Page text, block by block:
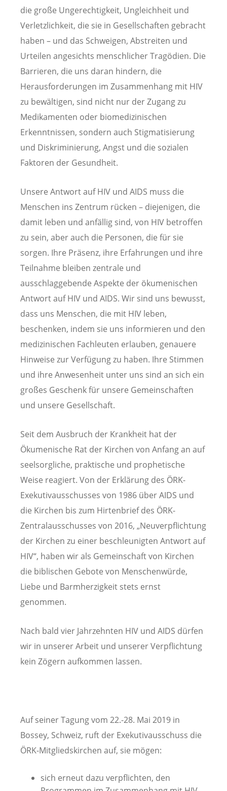
die große Ungerechtigkeit, Ungleichheit und
Verletzlichkeit, die sie in Gesellschaften gebracht
haben – und das Schweigen, Abstreiten und
Urteilen angesichts menschlicher Tragödien. Die
Barrieren, die uns daran hindern, die
Herausforderungen im Zusammenhang mit HIV
zu bewältigen, sind nicht nur der Zugang zu
Medikamenten oder biomedizinischen
Erkenntnissen, sondern auch Stigmatisierung
und Diskriminierung, Angst und die sozialen
Faktoren der Gesundheit.
Unsere Antwort auf HIV und AIDS muss die
Menschen ins Zentrum rücken – diejenigen, die
damit leben und anfällig sind, von HIV betroffen
zu sein, aber auch die Personen, die für sie
sorgen. Ihre Präsenz, ihre Erfahrungen und ihre
Teilnahme bleiben zentrale und
ausschlaggebende Aspekte der ökumenischen
Antwort auf HIV und AIDS. Wir sind uns bewusst,
dass uns Menschen, die mit HIV leben,
beschenken, indem sie uns informieren und den
medizinischen Fachleuten erlauben, genauere
Hinweise zur Verfügung zu haben. Ihre Stimmen
und ihre Anwesenheit unter uns sind an sich ein
großes Geschenk für unsere Gemeinschaften
und unsere Gesellschaft.
Seit dem Ausbruch der Krankheit hat der
Ökumenische Rat der Kirchen von Anfang an auf
seelsorgliche, praktische und prophetische
Weise reagiert. Von der Erklärung des ÖRK-
Exekutivausschusses von 1986 über AIDS und
die Kirchen bis zum Hirtenbrief des ÖRK-
Zentralausschusses von 2016, „Neuverpflichtung
der Kirchen zu einer beschleunigten Antwort auf
HIV“, haben wir als Gemeinschaft von Kirchen
die biblischen Gebote von Menschenwürde,
Liebe und Barmherzigkeit stets ernst
genommen.
Nach bald vier Jahrzehnten HIV und AIDS dürfen
wir in unserer Arbeit und unserer Verpflichtung
kein Zögern aufkommen lassen.
Auf seiner Tagung vom 22.-28. Mai 2019 in
Bossey, Schweiz, ruft der Exekutivausschuss die
ÖRK-Mitgliedskirchen auf, sie mögen:
sich erneut dazu verpflichten, den